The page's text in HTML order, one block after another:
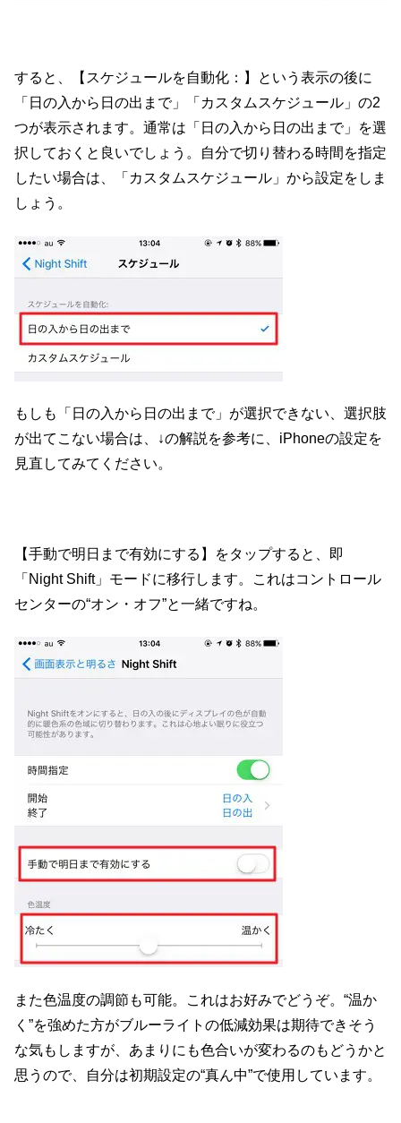
すると、【スケジュールを自動化：】という表示の後に
「日の入から日の出まで」「カスタムスケジュール」の2
つが表示されます。通常は「日の入から日の出まで」を選
択しておくと良いでしょう。自分で切り替わる時間を指定
したい場合は、「カスタムスケジュール」から設定をしま
しょう。
もしも「日の入から日の出まで」が選択できない、選択肢
が出てこない場合は、↓の解説を参考に、iPhoneの設定を
見直してみてください。
【手動で明日まで有効にする】をタップすると、即
「Night Shift」モードに移行します。これはコントロール
センターの“オン・オフ”と一緒ですね。
また色温度の調節も可能。これはお好みでどうぞ。“温か
く”を強めた方がブルーライトの低減効果は期待できそう
な気もしますが、あまりにも色合いが変わるのもどうかと
思うので、自分は初期設定の“真ん中”で使用しています。